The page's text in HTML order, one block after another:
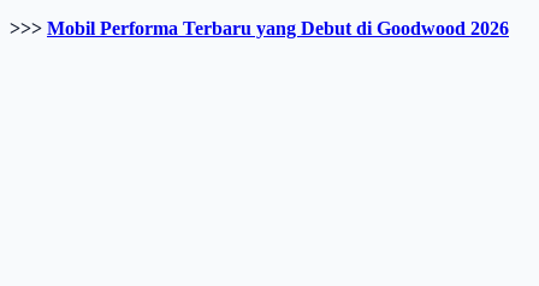
>>> Mobil Performa Terbaru yang Debut di Goodwood 2026